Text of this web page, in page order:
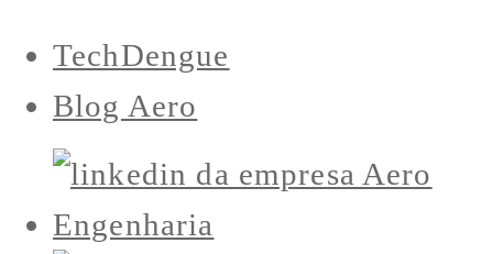
TechDengue
Blog Aero